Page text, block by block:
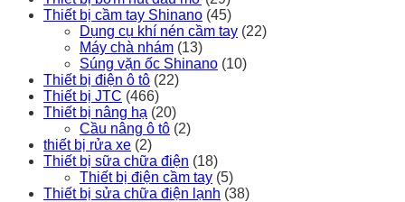
Thiết bị cầm tay Shinano (45)
Dụng cụ khí nén cầm tay (22)
Máy chà nhám (13)
Súng vặn ốc Shinano (10)
Thiết bị điện ô tô (22)
Thiết bị JTC (466)
Thiết bị nâng hạ (20)
Cầu nâng ô tô (2)
thiết bị rửa xe (2)
Thiết bị sữa chữa điện (18)
Thiết bị điện cầm tay (5)
Thiết bị sửa chữa điện lạnh (38)